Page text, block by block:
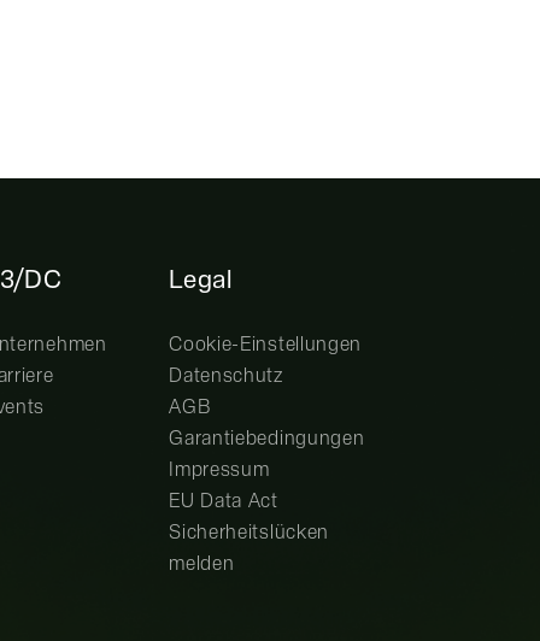
DC Legal
Cookie-Einstellungen
Datenschutz
AGB
Garantiebedingungen
Impressum
EU Data Act
Sicherheitslücken
melden